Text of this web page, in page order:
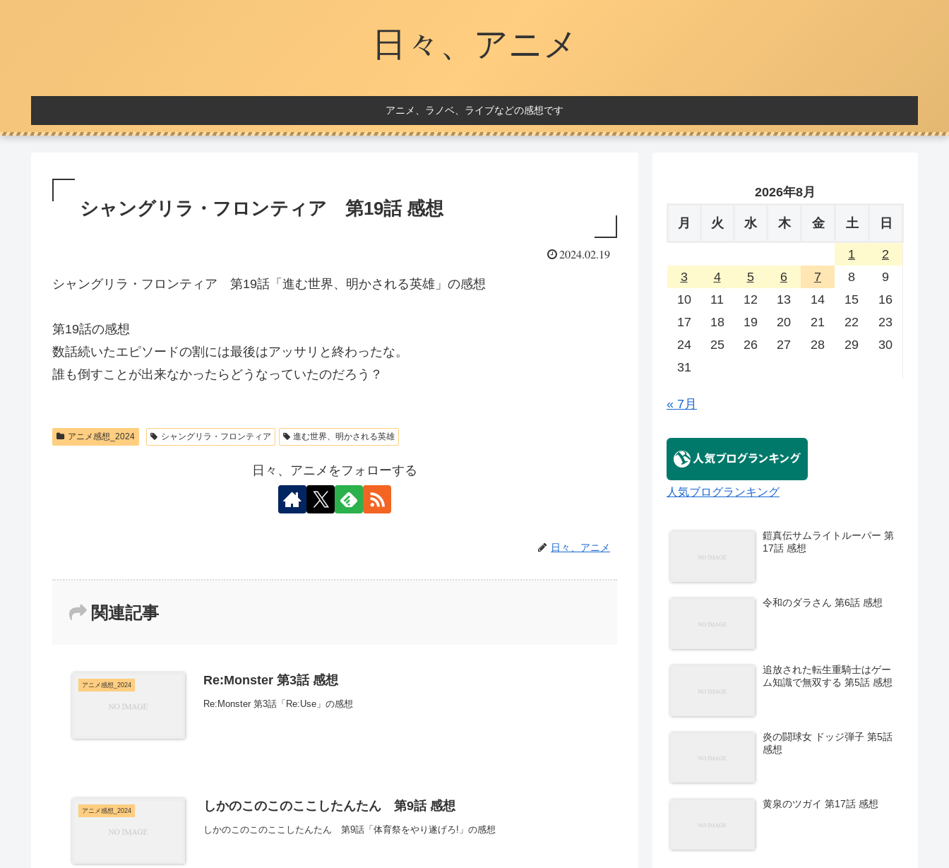
日々、アニメ
アニメ、ラノベ、ライブなどの感想です
シャングリラ・フロンティア 第19話 感想
2024.02.19
シャングリラ・フロンティア 第19話「進む世界、明かされる英雄」の感想
第19話の感想
数話続いたエピソードの割には最後はアッサリと終わったな。
誰も倒すことが出来なかったらどうなっていたのだろう？
アニメ感想_2024 シャングリラ・フロンティア 進む世界、明かされる英雄
日々、アニメをフォローする
日々、アニメ
関連記事
アニメ感想_2024 Re:Monster 第3話 感想
Re:Monster 第3話「Re:Use」の感想
アニメ感想_2024 しかのこのこのここしたんたん 第9話 感想
しかのこのこのここしたんたん 第9話「体育祭をやり遂げろ!」の感想
2026年8月
月 火 水 木 金 土 日
1
2
3
4 5 6 7 8
9
10
11 12 13 14 15
16
17
18 19 20 21 22
23
24
25 26 27 28 29
30
31
« 7月
人気ブログランキング
鎧真伝サムライトルーパー 第
17話 感想
令和のダラさん 第6話 感想
追放された転生重騎士はゲー
ム知識で無双する 第5話 感想
炎の闘球女 ドッジ弾子 第5話
感想
黄泉のツガイ 第17話 感想